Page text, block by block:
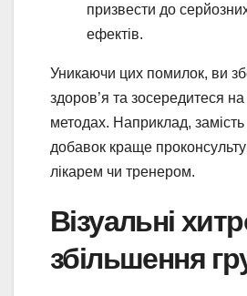
призвести до
ефектів.
Уникаючи цих помилок, ви
здоров’я та зосередитеся
методах. Наприклад,
добавок краще
лікарем чи тренером.
Візуальні
збільшення